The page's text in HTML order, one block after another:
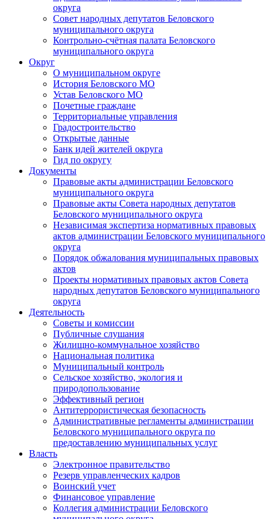
округа
Совет народных депутатов Беловского
муниципального округа
Контрольно-счётная палата Беловского
муниципального округа
Округ
О муниципальном округе
История Беловского МО
Устав Беловского МО
Почетные граждане
Территориальные управления
Градостроительство
Открытые данные
Банк идей жителей округа
Гид по округу
Документы
Правовые акты администрации Беловского
муниципального округа
Правовые акты Совета народных депутатов
Беловского муниципального округа
Независимая экспертиза нормативных правовых
актов администрации Беловского муниципального
округа
Порядок обжалования муниципальных правовых
актов
Проекты нормативных правовых актов Совета
народных депутатов Беловского муниципального
округа
Деятельность
Советы и комиссии
Публичные слушания
Жилищно-коммунальное хозяйство
Национальная политика
Муниципальный контроль
Сельское хозяйство, экология и
природопользование
Эффективный регион
Антитеррористическая безопасность
Административные регламенты администрации
Беловского муниципального округа по
предоставлению муниципальных услуг
Власть
Электронное правительство
Резерв управленческих кадров
Воинский учет
Финансовое управление
Коллегия администрации Беловского